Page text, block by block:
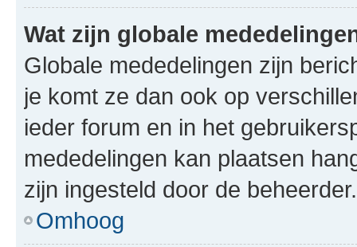
Wat zijn globale
Globale mededelingen zijn
je komt ze dan ook op
ieder forum en in het
mededelingen kan plaatsen
zijn ingesteld door de beheerder.
Omhoog